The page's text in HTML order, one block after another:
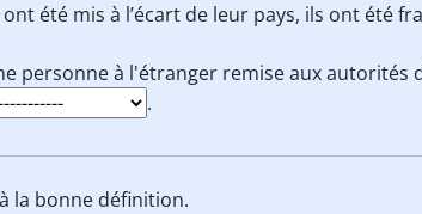
ont été mis à l’écart de leur pays, ils ont été
personne à l'étranger remise aux autorités
.
la bonne définition.